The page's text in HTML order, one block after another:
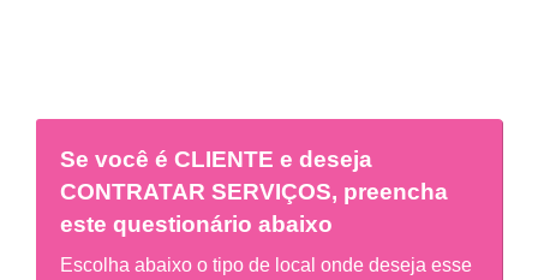
Se você é CLIENTE e deseja
CONTRATAR SERVIÇOS, preencha
este questionário abaixo
Escolha abaixo o tipo de local onde deseja esse